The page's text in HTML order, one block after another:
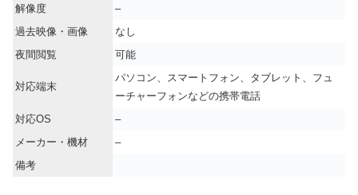
解像度
–
過去映像・画像
なし
夜間閲覧
可能
対応端末
パソコン、スマートフォン、タブレット、フュ
ーチャーフォンなどの携帯電話
対応OS
–
メーカー・機材
–
備考